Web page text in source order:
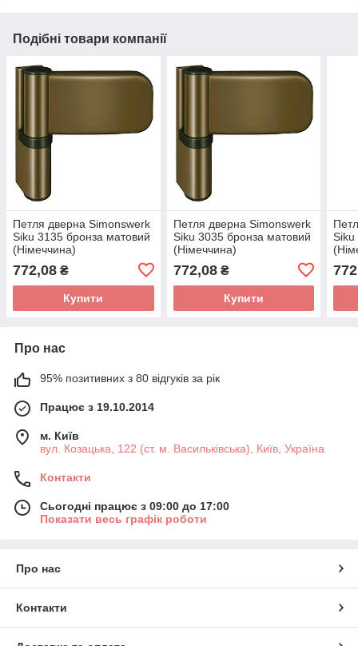
Подібні товари компанії
Петля дверна Simonswerk
Siku 3135 бронза матовий
(Німеччина)
772,08 ₴
Купити
Петля дверна Simonswerk
Siku 3035 бронза матовий
(Німеччина)
772,08₴
Купити
Siku
Про нас
95% позитивних з 80 відгуків за рік
Працює з 19.10.2014
м. Київ
вул. Козацька, 122 (ст. м. Васильківська), Київ, Україна
Контакти
Сьогодні працює з 09:00 до 17:00
Показати весь графік роботи
Про нас
Контакти